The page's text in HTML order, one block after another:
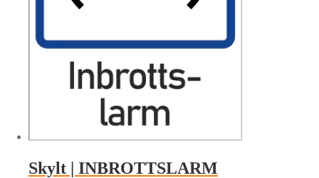
Skylt | INBROTTSLARM